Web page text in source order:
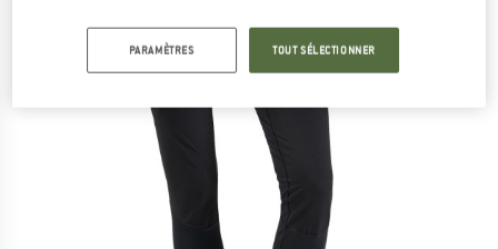
PARAMÈTRES TOUT SÉLECTIONNER